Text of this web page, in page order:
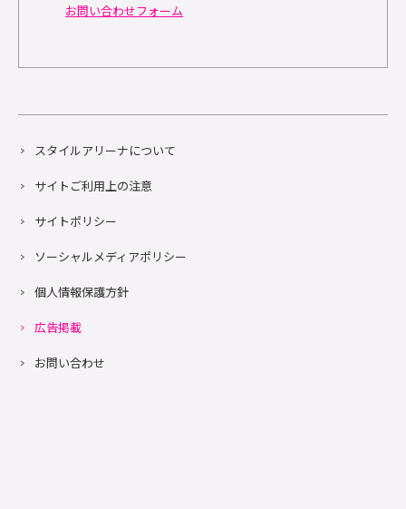
お問い合わせフォーム
スタイルアリーナについて
サイトご利用上の注意
サイトポリシー
ソーシャルメディアポリシー
個人情報保護方針
広告掲載
お問い合わせ